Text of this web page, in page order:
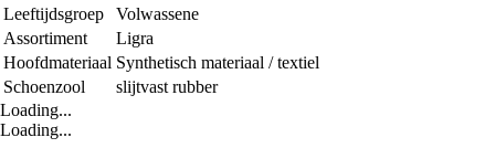
Leeftijdsgroep
Volwassene
Assortiment
Ligra
Hoofdmateriaal Synthetisch materiaal / textiel
Schoenzool
slijtvast rubber
Loading...
Loading...